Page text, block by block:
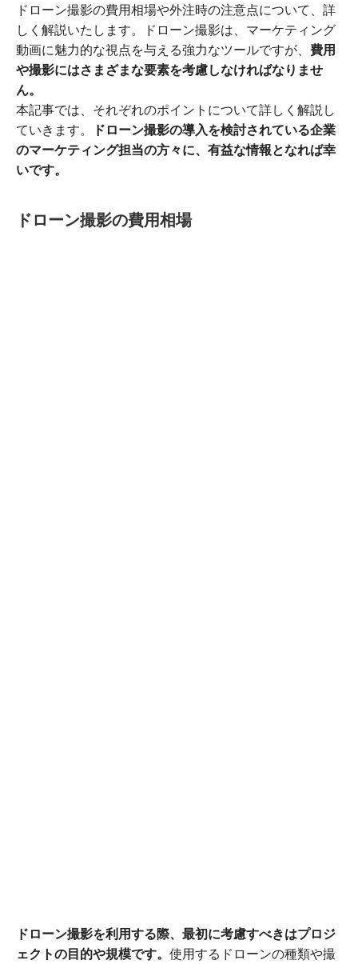
ドローン撮影の費用相場や外注時の注意点について、詳
しく解説いたします。ドローン撮影は、マーケティング
動画に魅力的な視点を与える強力なツールですが、 費用
や撮影にはさまざまな要素を考慮しなければなりませ
ん。
本記事では、それぞれのポイントについて詳しく解説し
ていきます。
ドローン撮影の導入を検討されている企業
のマーケティング担当の方々に、有益な情報となれば幸
いです。
ドローン撮影の費用相場
ドローン撮影を利用する際、最初に考慮すべきはプロジ
ェクトの目的や規模です。 使用するドローンの種類や撮